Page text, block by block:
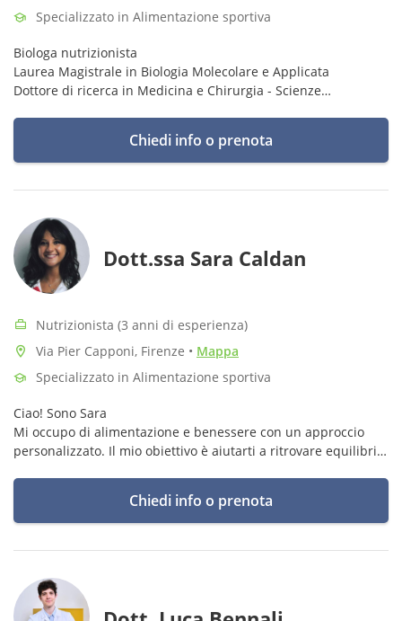
Specializzato in Alimentazione sportiva
Biologa nutrizionista
Laurea Magistrale in Biologia Molecolare e Applicata
Dottore di ricerca in Medicina e Chirurgia - Scienze
Chiedi info o prenota
Dott.ssa Sara Caldan
Nutrizionista (3 anni di esperienza)
Via Pier Capponi, Firenze • Mappa
Specializzato in Alimentazione sportiva
Ciao! Sono Sara
Mi occupo di alimentazione e benessere con un approccio
personalizzato. Il mio obiettivo è aiutarti a ritrovare equilibrio
Chiedi info o prenota